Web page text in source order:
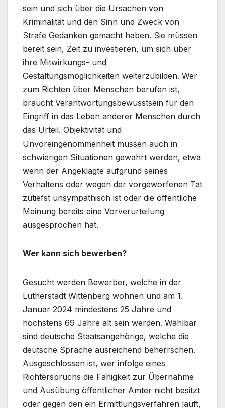
sein und sich über die Ursachen von
Kriminalität und den Sinn und Zweck von
Strafe Gedanken gemacht haben. Sie müssen
bereit sein, Zeit zu investieren, um sich über
ihre Mitwirkungs- und
Gestaltungsmöglichkeiten weiterzubilden. Wer
zum Richten über Menschen berufen ist,
braucht Verantwortungsbewusstsein für den
Eingriff in das Leben anderer Menschen durch
das Urteil. Objektivität und
Unvoreingenommenheit müssen auch in
schwierigen Situationen gewahrt werden, etwa
wenn der Angeklagte aufgrund seines
Verhaltens oder wegen der vorgeworfenen Tat
zutiefst unsympathisch ist oder die öffentliche
Meinung bereits eine Vorverurteilung
ausgesprochen hat.
Wer kann sich bewerben?
Gesucht werden Bewerber, welche in der
Lutherstadt Wittenberg wohnen und am 1.
Januar 2024 mindestens 25 Jahre und
höchstens 69 Jahre alt sein werden. Wählbar
sind deutsche Staatsangehörige, welche die
deutsche Sprache ausreichend beherrschen.
Ausgeschlossen ist, wer infolge eines
Richterspruchs die Fähigkeit zur Übernahme
und Ausübung öffentlicher Ämter nicht besitzt
oder gegen den ein Ermittlungsverfahren läuft,